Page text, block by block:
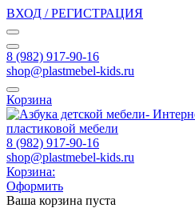
ВХОД / РЕГИСТРАЦИЯ
8 (982) 917-90-16
shop@plastmebel-kids.ru
Корзина
8 (982) 917-90-16
shop@plastmebel-kids.ru
Корзина:
Оформить
Ваша корзина пуста